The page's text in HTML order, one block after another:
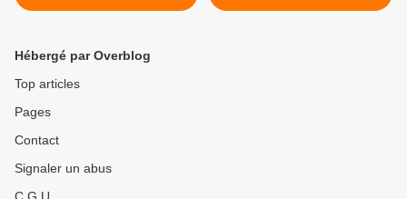
Hébergé par Overblog
Top articles
Pages
Contact
Signaler un abus